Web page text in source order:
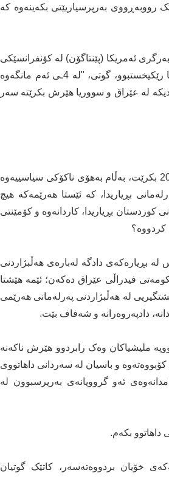
رووبەڕووی بەرپرسیاریێتی بکەینەوە کە
وەزارەتی بەرگری ئەمریکا (پێنتاگۆن) لە کۆنفرانسێکی
رۆژنامەڤانیدا، کە لەبارەی هێرشەکانی سەر هێزەکانی ئەمریکا لە عێراق و سووریا رێکیخستبوو، گوتی، "لە 4ـی ئەم مانگەوە
لە عێراق و سووریا هێرش بکرێتە سەر
پرسیارێک لەبارەی هەڵبژاردنی پەرلەمانی کوردستان کە بڕیاربوو لە ئۆکتۆبەری 2022 بکرێت، بەڵام بەهۆی ناکۆکی سیاسییەوە
بڕیاریدا، کە ئێستا هەرێمەکە هیچ
بڕیاریدا، کاردانەوە و کۆمێنتی
کردووە؟
لە بڕیارەکەی دادگە لەبارەی هەڵبژاردنی
فیدراڵی عێراق دەکەن؛ ئێمە هێشتا
لە هەڵبژاردنی پەرلەمانی هەرێمی
دادپەروەرانە و شەفاف بێت.
ملیشیاکان وەک رابردوو هێرش ناکەنە
و باسیان لە سەردانی داهاتووی
ئەو گرووپانەی بەرپرسبوون لە
داهاتوو بکەم.
خۆیان بردووەتەسەر، کاتێک گوتیان